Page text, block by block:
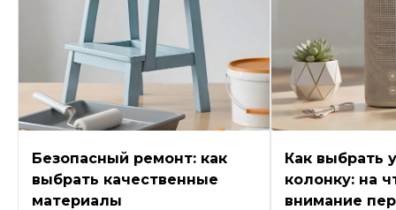
Безопасный ремонт: как
выбрать качественные
материалы
Как выбрать
колонку: на
внимание